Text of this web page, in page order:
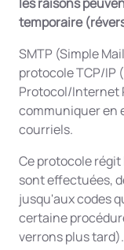
temporaire
SMTP (Simple
protocole TCP/IP
Protocol/Internet
communiquer en
courriels.
Ce protocole
sont effectuées,
jusqu'aux codes
certaine
verrons plus tard).